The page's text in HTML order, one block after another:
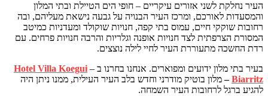
העיר נחלקת לשני אזורים עיקריים – חופי הים הטיילת ובתי המלון
והמסעדות לאורכם, ומרכז העיר הבנויה על גבעה נישאת מעליהם, ובה
רחובות שוקקי חיים, עמוס בתי קפה, חנויות שוקולד ומעדניות כמיטב
המסורת הצרפתית לצד חנויות אופנה וגלריות והרבה חנויות פרחים. עם
רדת החשכה מתעוררת העיר לחיי לילה נוצצים.
בעיר בתי מלון ידועים ומפוארים. אנחנו בחרנו ב –Hotel Villa Koegui
Biarritz
–מלון בוטיק מודרני וחדש בלב העיר העילית, ממנו ניתן היה
להגיע ברגל לרחובות העיר השמחה.